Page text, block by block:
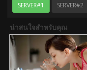
SERVER#1 SERVER#2